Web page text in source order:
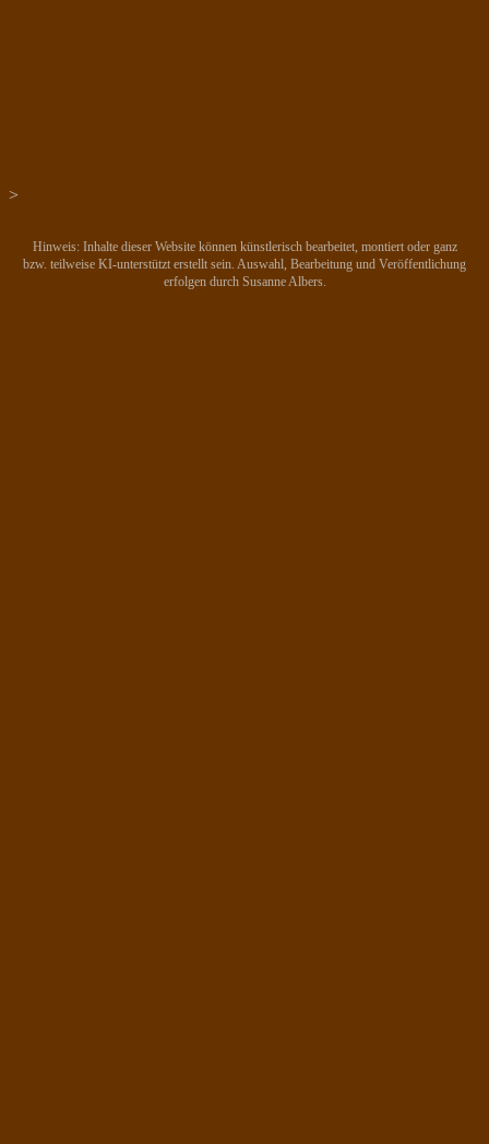
>
Hinweis: Inhalte dieser Website können künstlerisch bearbeitet, montiert oder ganz
bzw. teilweise KI-unterstützt erstellt sein. Auswahl, Bearbeitung und Veröffentlichung
erfolgen durch Susanne Albers.